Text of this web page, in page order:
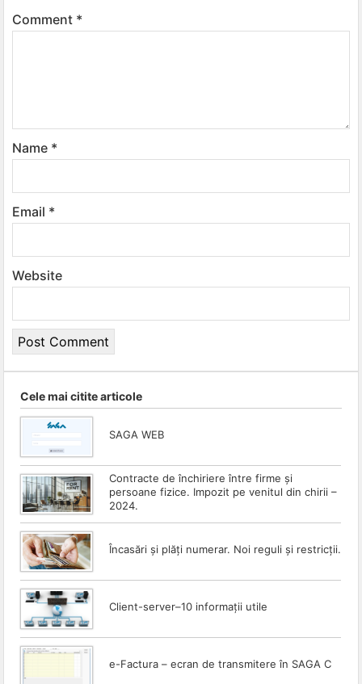
Comment *
Name *
Email *
Website
Cele mai citite articole
SAGA WEB
Contracte de închiriere între firme și
persoane fizice. Impozit pe venitul din chirii –
2024.
Încasări și plăți numerar. Noi reguli și restricții.
Client-server–10 informații utile
e-Factura – ecran de transmitere în SAGA C